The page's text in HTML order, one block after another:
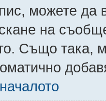
можете да
на
Също така,